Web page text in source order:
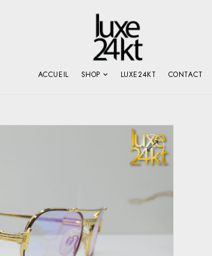
ACCUEIL SHOP LUXE24KT CONTACT